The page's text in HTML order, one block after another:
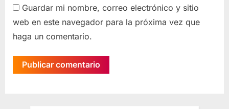
Guardar mi nombre, correo electrónico y sitio
web en este navegador para la próxima vez que
haga un comentario.